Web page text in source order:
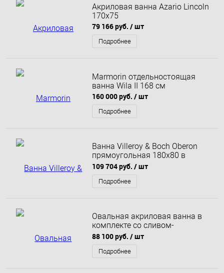
Акриловая ванна Azario Lincoln
170x75
79 166 руб. / шт
Подробнее
Marmorin отдельностоящая
ванна Wila II 168 см
160 000 руб. / шт
Подробнее
Ванна Villeroy & Boch Oberon
прямоугольная 180x80 в
комплекте с ножками
109 704 руб. / шт
Подробнее
Овальная акриловая ванна в
комплекте со сливом-
переливом Belbagno BB701
88 100 руб. / шт
Подробнее